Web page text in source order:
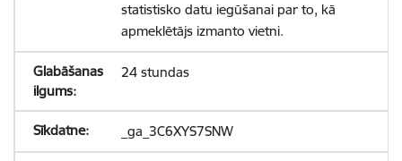
statistisko datu iegūšanai par to, kā
apmeklētājs izmanto vietni.
24 stundas
_ga_3C6XYS7SNW